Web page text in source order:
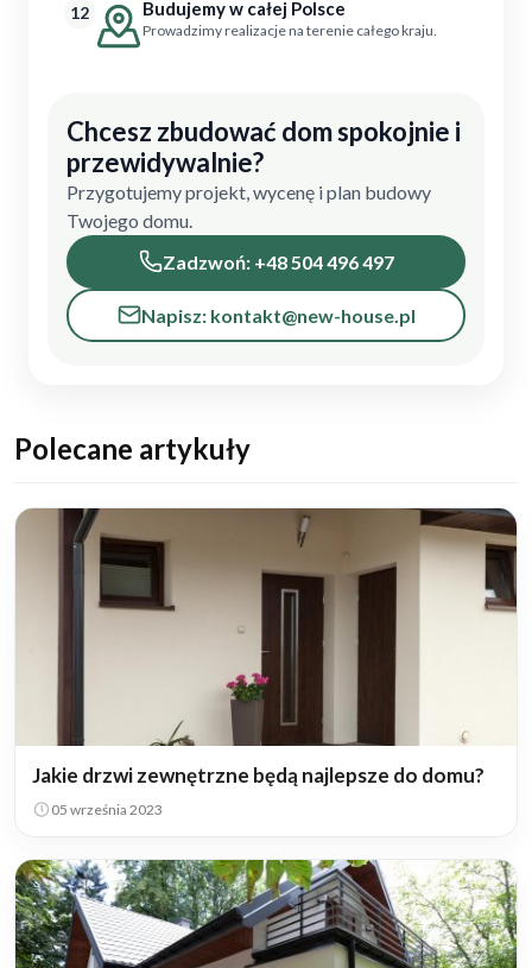
12 Budujemy w całej Polsce
Prowadzimy realizacje na terenie całego kraju.
Chcesz zbudować dom spokojnie i
przewidywalnie?
Przygotujemy projekt, wycenę i plan budowy
Twojego domu.
Zadzwoń: +48 504 496 497
Napisz: kontakt@new-house.pl
Polecane artykuły
Jakie drzwi zewnętrzne będą najlepsze do domu?
05 września 2023